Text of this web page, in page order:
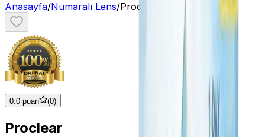
Anasayfa/Numaralı Lens/Proclear
0.0 puan (0)
Proclear